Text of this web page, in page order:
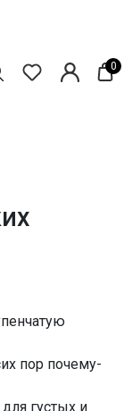
0
пор почему-
густых и